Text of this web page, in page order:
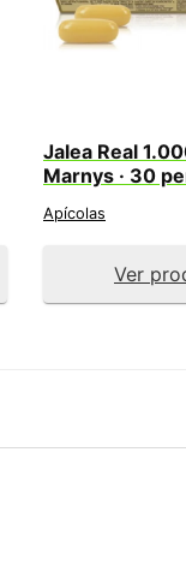
Jalea Real
Marnys · 30
Apícolas
Ver